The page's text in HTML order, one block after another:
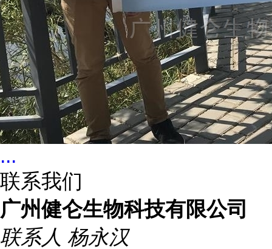
...
联系我们
广州健仑生物科技有限公司
联系人 杨永汉